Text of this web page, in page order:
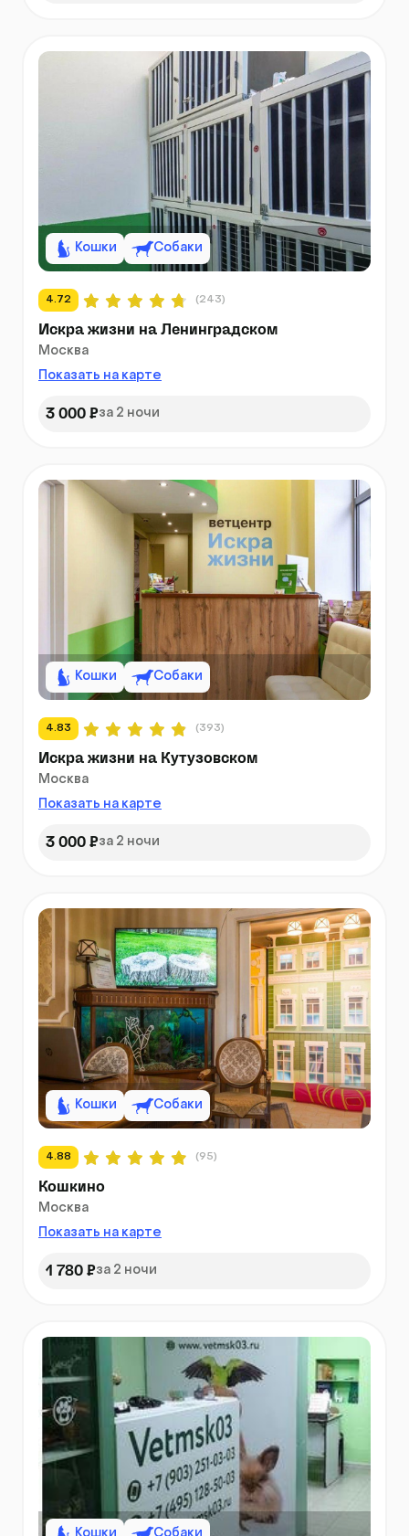
Кошки Собаки
4.72 (243)
Искра жизни на Ленинградском
Москва
Показать на карте
3 000 ₽за 2 ночи
Кошки Собаки
4.83 (393)
Искра жизни на Кутузовском
Москва
Показать на карте
3 000 ₽за 2 ночи
Кошки Собаки
4.88 (95)
Кошкино
Москва
Показать на карте
1 780 ₽за 2 ночи